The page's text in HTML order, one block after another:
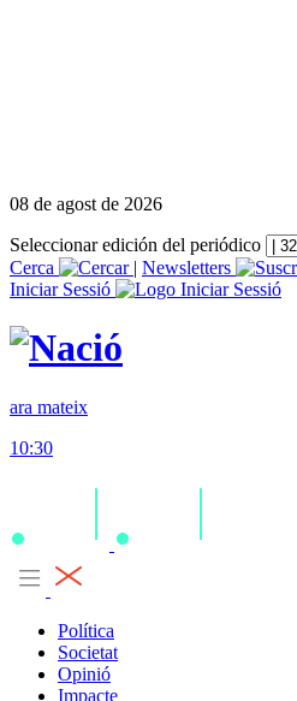
08 de agost de 2026
Seleccionar edición del periódico
Cerca
| Newsletters
Iniciar Sessió
ara mateix
10:30
Política
Societat
Opinió
Impacte